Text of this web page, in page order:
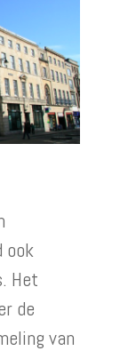
ook
Het
de
van